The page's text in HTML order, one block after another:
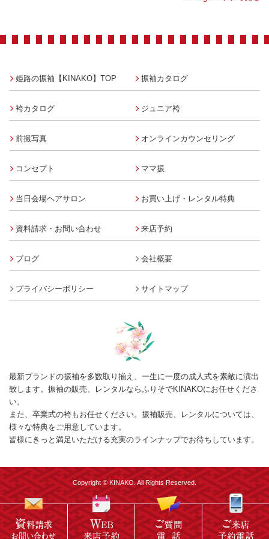
姫路の振袖【KINAKO】TOP 振袖カタログ
袴カタログ ジュニア袴
前撮写真 オンラインカウンセリング
コンセプト ママ振
当日会場ヘアサロン お買い上げ・レンタル特典
資料請求・お問い合わせ 来店予約
ブログ 会社概要
プライバシーポリシー サイトマップ
最新ブランドの振袖を多数取り揃え、一生に一度の成人式を素敵に演出
致します。振袖の販売、レンタルならふりそでKINAKOにお任せくださ
い。
また、卒業式の袴もお任せください。振袖販売、レンタルについては、
様々な特典をご用意しています。
皆様にきっと満足いただける充実のラインナップでお待ちしています。
Copyright © KINAKO. All Rights Reserved.